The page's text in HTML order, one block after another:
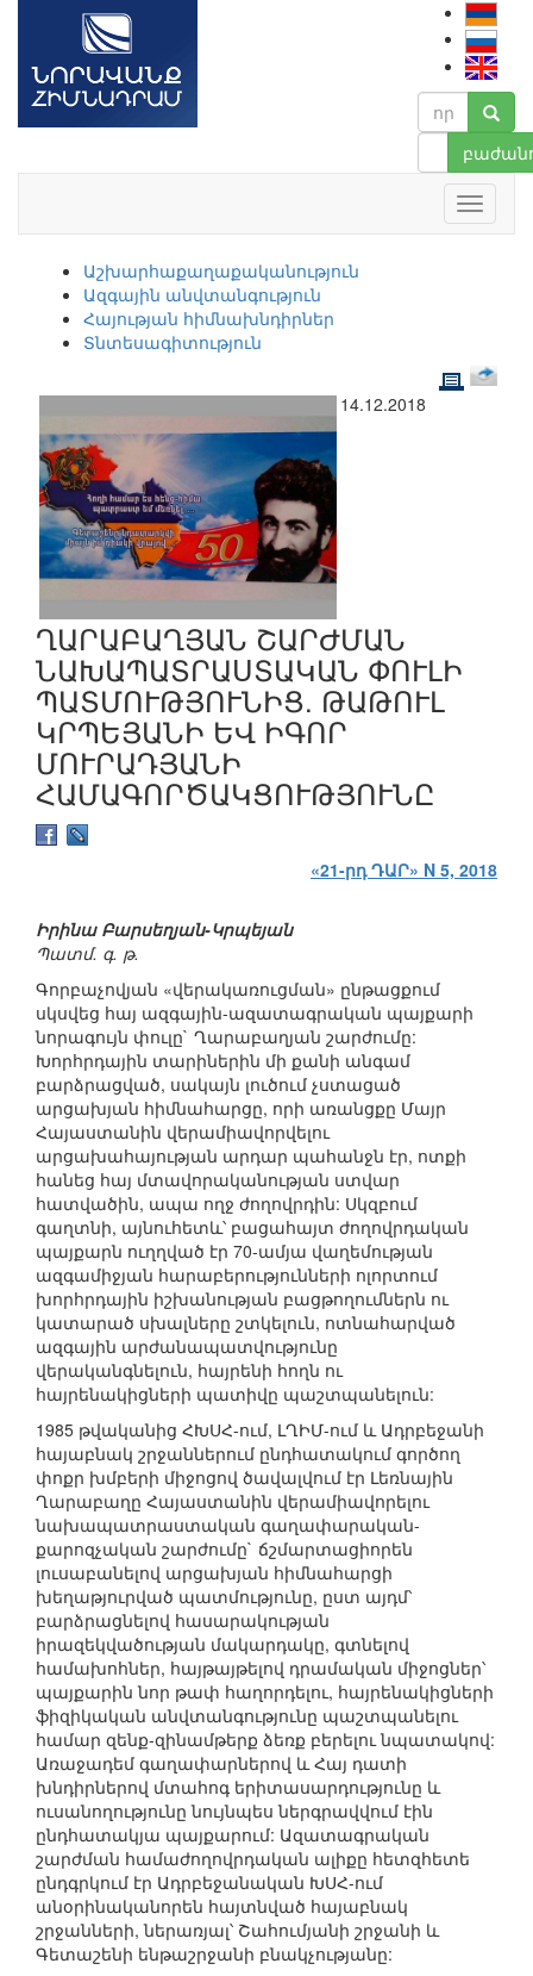
Աշխարհաքաղաքականություն
Ազգային անվտանգություն
Հայության հիմնախնդիրներ
Տնտեսագիտություն
14.12.2018
ՂԱՐԱԲԱՂՅԱՆ ՇԱՐԺՄԱՆ
ՆԱԽԱՊԱՏՐԱՍՏԱԿԱՆ ՓՈՒԼԻ
ՊԱՏՄՈՒԹՅՈՒՆԻՑ. ԹԱԹՈՒԼ
ԿՐՊԵՅԱՆԻ ԵՎ ԻԳՈՐ
ՄՈՒՐԱԴՅԱՆԻ
ՀԱՄԱԳՈՐԾԱԿՑՈՒԹՅՈՒՆԸ
«21-րդ ԴԱՐ» N 5, 2018
Իրինա Բարսեղյան-Կրպեյան
Պատմ. գ. թ.
Գորբաչովյան «վերակառուցման» ընթացքում
սկսվեց հայ ազգային-ազատագրական պայքարի
նորագույն փուլը` Ղարաբաղյան շարժումը:
Խորհրդային տարիներին մի քանի անգամ
բարձրացված, սակայն լուծում չստացած
արցախյան հիմնահարցը, որի առանցքը Մայր
Հայաստանին վերամիավորվելու
արցախահայության արդար պահանջն էր, ոտքի
հանեց հայ մտավորականության ստվար
հատվածին, ապա ողջ ժողովրդին: Սկզբում
գաղտնի, այնուհետև՝ բացահայտ ժողովրդական
պայքարն ուղղված էր 70-ամյա վաղեմության
ազգամիջյան հարաբերությունների ոլորտում
խորհրդային իշխանության բացթողումներն ու
կատարած սխալները շտկելուն, ոտնահարված
ազգային արժանապատվությունը
վերականգնելուն, հայրենի հողն ու
հայրենակիցների պատիվը պաշտպանելուն:
1985 թվականից ՀԽՍՀ-ում, ԼՂԻՄ-ում և Ադրբեջանի
հայաբնակ շրջաններում ընդհատակում գործող
փոքր խմբերի միջոցով ծավալվում էր Լեռնային
Ղարաբաղը Հայաստանին վերամիավորելու
նախապատրաստական գաղափարական-
քարոզչական շարժումը` ճշմարտացիորեն
լուսաբանելով արցախյան հիմնահարցի
խեղաթյուրված պատմությունը, ըստ այդմ՝
բարձրացնելով հասարակության
իրազեկվածության մակարդակը, գտնելով
համախոհներ, հայթայթելով դրամական միջոցներ՝
պայքարին նոր թափ հաղորդելու, հայրենակիցների
ֆիզիկական անվտանգությունը պաշտպանելու
համար զենք-զինամթերք ձեռք բերելու նպատակով:
Առաջադեմ գաղափարներով և Հայ դատի
խնդիրներով մտահոգ երիտասարդությունը և
ուսանողությունը նույնպես ներգրավվում էին
ընդհատակյա պայքարում: Ազատագրական
շարժման համաժողովրդական ալիքը հետզհետե
ընդգրկում էր Ադրբեջանական ԽՍՀ-ում
անօրինականորեն հայտնված հայաբնակ
շրջանների, ներառյալ՝ Շահումյանի շրջանի և
Գետաշենի ենթաշրջանի բնակչությանը: